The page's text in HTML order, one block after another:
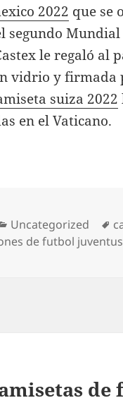
2022 que se
segundo
le regaló al
vidrio y firmada
suiza 2022
en el Vaticano.
Categorías
Uncategorized
de futbol juventus
de